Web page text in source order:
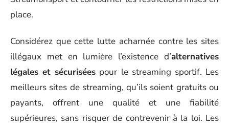
place.
Considérez que cette lutte acharnée contre les sites
illégaux met en lumière l’existence d’alternatives
légales et sécurisées pour le streaming sportif. Les
meilleurs sites de streaming, qu’ils soient gratuits ou
payants, offrent une qualité et une fiabilité
supérieures, sans risquer de contrevenir à la loi. Les